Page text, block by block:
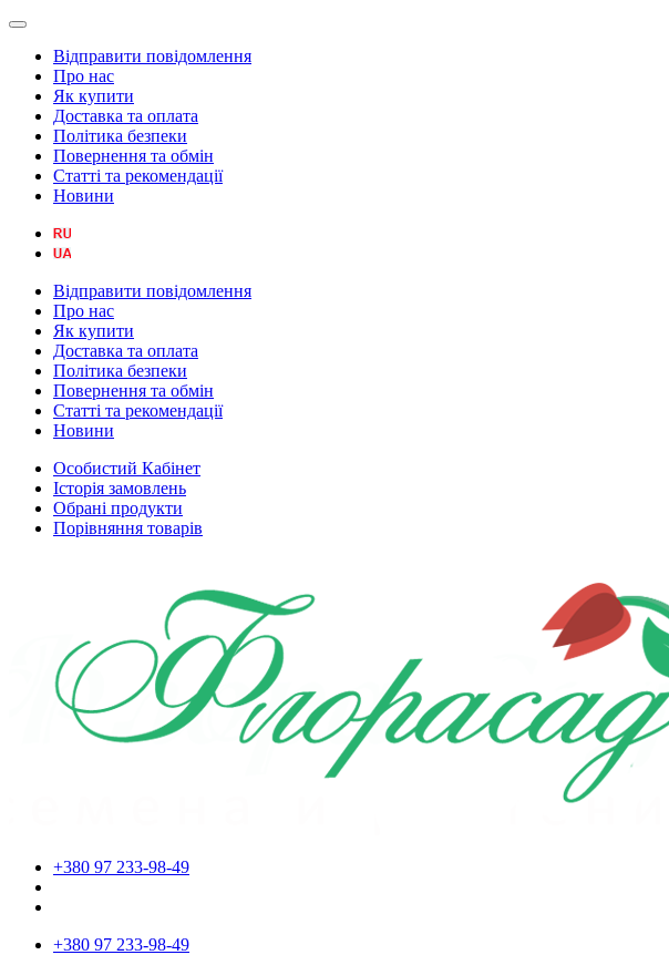
Відправити повідомлення
Про нас
Як купити
Доставка та оплата
Політика безпеки
Повернення та обмін
Статті та рекомендації
Новини
Відправити повідомлення
Про нас
Як купити
Доставка та оплата
Політика безпеки
Повернення та обмін
Статті та рекомендації
Новини
Особистий Кабінет
Історія замовлень
Обрані продукти
Порівняння товарів
+380 97 233-98-49
+380 97 233-98-49